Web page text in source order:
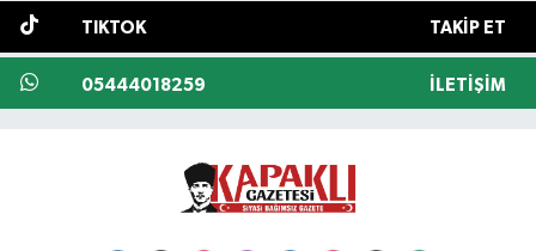
TIKTOK TAKIP ET
05444018259 İLETIŞIM